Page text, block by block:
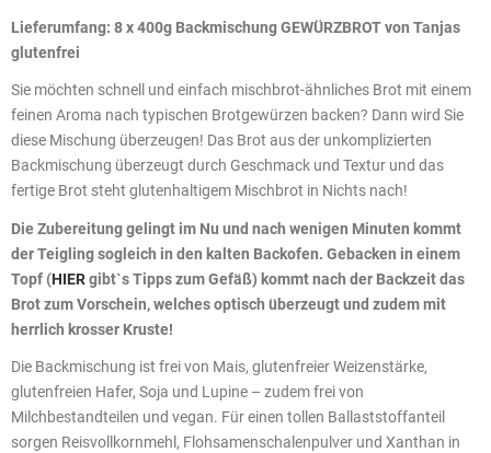
Lieferumfang: 8 x 400g Backmischung GEWÜRZBROT von Tanjas
glutenfrei
Sie möchten schnell und einfach mischbrot-ähnliches Brot mit einem
feinen Aroma nach typischen Brotgewürzen backen? Dann wird Sie
diese Mischung überzeugen! Das Brot aus der unkomplizierten
Backmischung überzeugt durch Geschmack und Textur und das
fertige Brot steht glutenhaltigem Mischbrot in Nichts nach!
Die Zubereitung gelingt im Nu und nach wenigen Minuten kommt
der Teigling sogleich in den kalten Backofen. Gebacken in einem
Topf (HIERgibt`s Tipps zum Gefäß) kommt nach der Backzeit das
Brot zum Vorschein, welches optisch überzeugt und zudem mit
herrlich krosser Kruste!
Die Backmischung ist frei von Mais, glutenfreier Weizenstärke,
glutenfreien Hafer, Soja und Lupine – zudem frei von
Milchbestandteilen und vegan. Für einen tollen Ballaststoffanteil
sorgen Reisvollkornmehl, Flohsamenschalenpulver und Xanthan in